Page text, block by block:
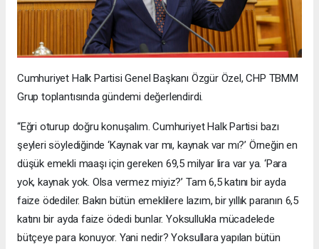
Cumhuriyet Halk Partisi Genel Başkanı Özgür Özel, CHP TBMM
Grup toplantısında gündemi değerlendirdi.
“Eğri oturup doğru konuşalım. Cumhuriyet Halk Partisi bazı
şeyleri söylediğinde ‘Kaynak var mı, kaynak var mı?’ Örneğin en
düşük emekli maaşı için gereken 69,5 milyar lira var ya. ‘Para
yok, kaynak yok. Olsa vermez miyiz?’ Tam 6,5 katını bir ayda
faize ödediler. Bakın bütün emeklilere lazım, bir yıllık paranın 6,5
katını bir ayda faize ödedi bunlar. Yoksullukla mücadelede
bütçeye para konuyor. Yani nedir? Yoksullara yapılan bütün